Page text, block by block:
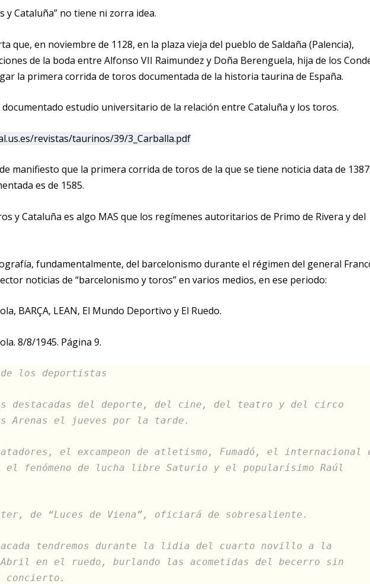
y Cataluña” no tiene ni zorra idea.
que, en noviembre de 1128, en la plaza vieja del pueblo de Saldaña (Palencia),
de la boda entre Alfonso VII Raimundez y Doña Berenguela, hija de los
la primera corrida de toros documentada de la historia taurina de España.
documentado estudio universitario de la relación entre Cataluña y los toros.
revistas/taurinos/39/3_Carballa.pdf
manifiesto que la primera corrida de toros de la que se tiene noticia data de
es de 1585.
y Cataluña es algo MAS que los regímenes autoritarios de Primo de Rivera y del
fundamentalmente, del barcelonismo durante el régimen del general
noticias de “barcelonismo y toros” en varios medios, en ese periodo:
BARÇA, LEAN, El Mundo Deportivo y El Ruedo.
8/8/1945. Página 9.
de los deportistas
destacadas del deporte, del cine, del teatro y del circo
Arenas el jueves por la tarde.
el excampeon de atletismo, Fumadó, el internacional
fenómeno de lucha libre Saturio y el popularísimo Raúl
de “Luces de Viena”, oficiará de sobresaliente.
tendremos durante la lidia del cuarto novillo a la
Abril en el ruedo, burlando las acometidas del becerro sin